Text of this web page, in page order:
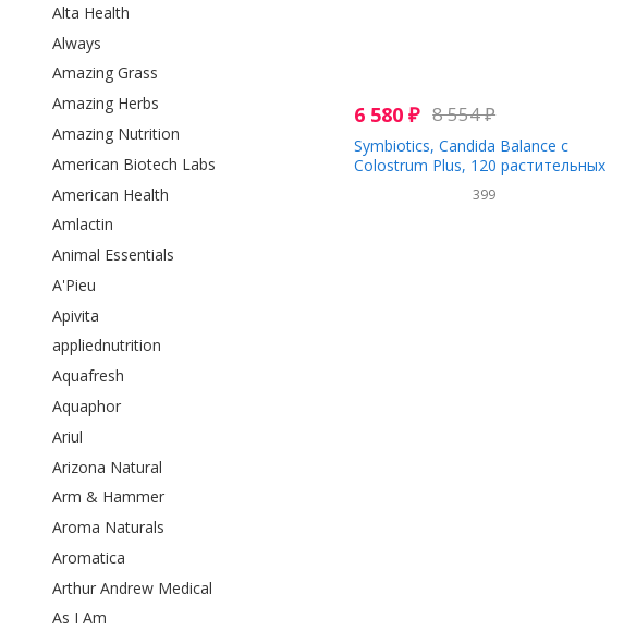
Alta Health
Always
Amazing Grass
Amazing Herbs
Amazing Nutrition
American Biotech Labs
American Health
Amlactin
Animal Essentials
A'Pieu
Apivita
appliednutrition
Aquafresh
Aquaphor
Ariul
Arizona Natural
Arm & Hammer
Aroma Naturals
Aromatica
Arthur Andrew Medical
As I Am
6 580 ₽ 8 554₽
Symbiotics, Candida Balance с
Colostrum Plus, 120 растительных
399